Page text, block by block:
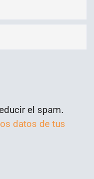
el spam.
datos de tus